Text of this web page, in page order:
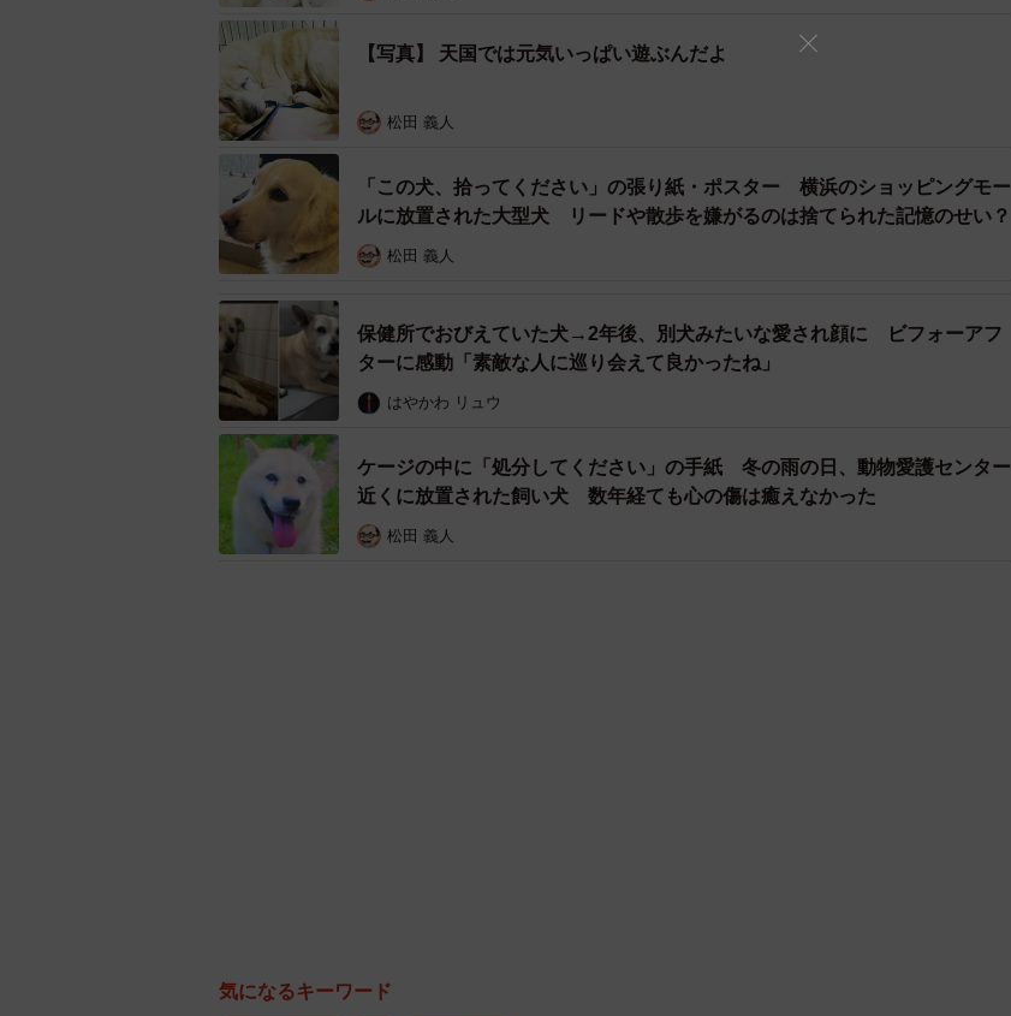
パシティがないこと」
などなど。この上で、里親希望者さんは「すべて大丈夫です」と言ってくれ、はぴねすスタ
ッフは、「良かった。また一つの命が救われた」とホッと胸をなでおろしました。すぐに動
物愛護センターに連絡し、「殺処分しないでください。その子の引き取り手が見つかりまし
た」と言い、命の確保ができたことを職員と一緒に喜びました。
「家族から反対されたので断念する」
はぴねすのスタッフはその里親希望者さんに、今後の引き渡しまでのスケジュールと、脱走
【写真】 天国では元気いっぱい遊ぶんだよ
松田 義人
「この犬、拾ってください」の張り紙・ポスター 横浜のショッピングモー
ルに放置された大型犬 リードや散歩を嫌がるのは捨てられた記憶のせい？
松田 義人
保健所でおびえていた犬→2年後、別犬みたいな愛され顔に ビフォーアフ
ターに感動「素敵な人に巡り会えて良かったね」
はやかわ リュウ
ケージの中に「処分してください」の手紙 冬の雨の日、動物愛護センター
近くに放置された飼い犬 数年経ても心の傷は癒えなかった
松田 義人
気になるキーワード